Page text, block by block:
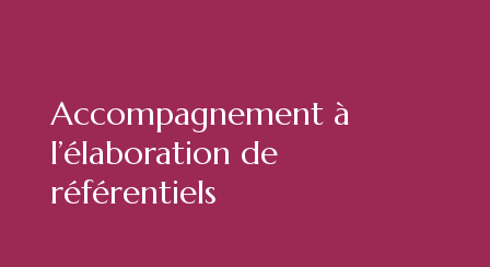
Accompagnement à
l’élaboration de
référentiels